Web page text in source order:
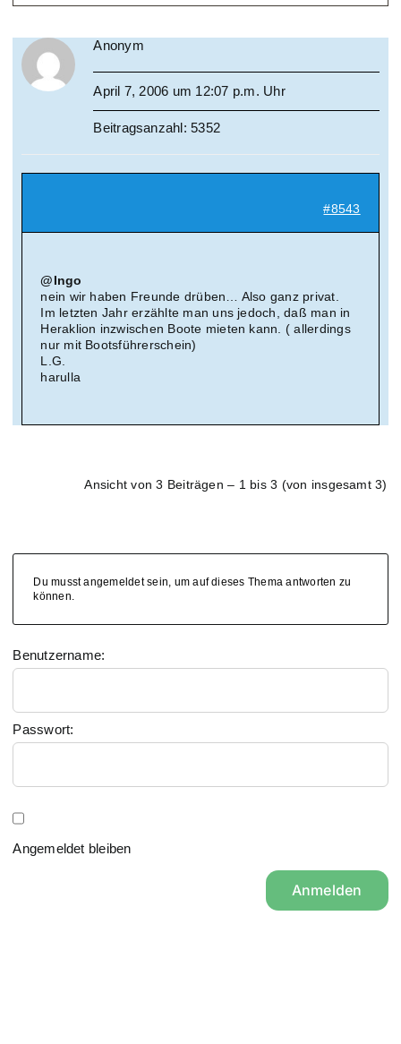
Anonym
April 7, 2006 um 12:07 p.m. Uhr
Beitragsanzahl: 5352
#8543
@Ingo
nein wir haben Freunde drüben… Also ganz privat.
Im letzten Jahr erzählte man uns jedoch, daß man in
Heraklion inzwischen Boote mieten kann. ( allerdings
nur mit Bootsführerschein)
L.G.
harulla
Ansicht von 3 Beiträgen – 1 bis 3 (von insgesamt 3)
Du musst angemeldet sein, um auf dieses Thema antworten zu
können.
Benutzername:
Passwort:
Angemeldet bleiben
Anmelden